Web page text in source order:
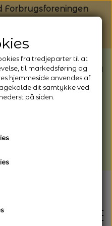
Forbrugsforeningen
har ferielukket* fra
sender hele
at der kan være lidt
fra tredjeparter til at
til markedsføring og
hjemmeside anvendes af
dit samtykke ved
på siden.